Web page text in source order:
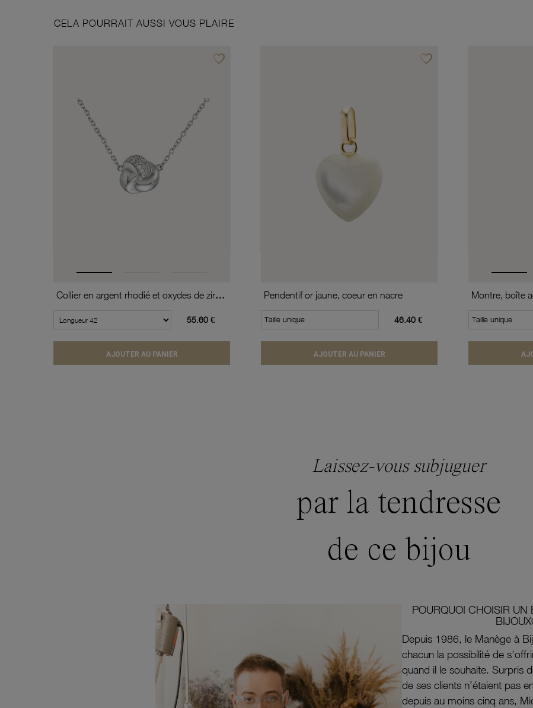
CELA POURRAIT AUSSI VOUS PLAIRE
favorite_borderAjouter à vos favoris
Collier en argent rhodié et oxydes de zirconium
55.60 €
AJOUTER AU PANIER
favorite_borderAjouter à vos favoris
Pendentif or jaune, coeur en nacre
Taille unique 46.40 €
AJOUTER AU PANIER
Taille unique
Laissez-vous subjuguer
par la tendresse
de ce bijou
POURQUOI CHOISIR
Depuis 1986, le Manège à
chacun la possibilité de
quand il le souhaite. Surpris
de ses clients n’étaient pas
depuis au moins cinq ans,